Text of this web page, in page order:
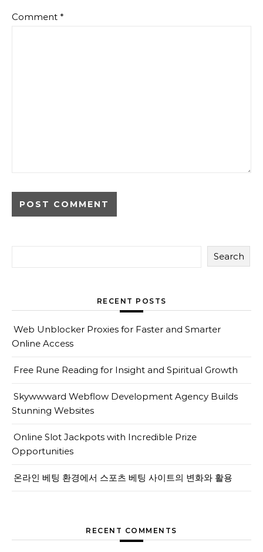
Comment *
Search
RECENT POSTS
Web Unblocker Proxies for Faster and Smarter
Online Access
Free Rune Reading for Insight and Spiritual Growth
Skywwward Webflow Development Agency Builds
Stunning Websites
Online Slot Jackpots with Incredible Prize
Opportunities
온라인 베팅 환경에서 스포츠 베팅 사이트의 변화와 활용
RECENT COMMENTS